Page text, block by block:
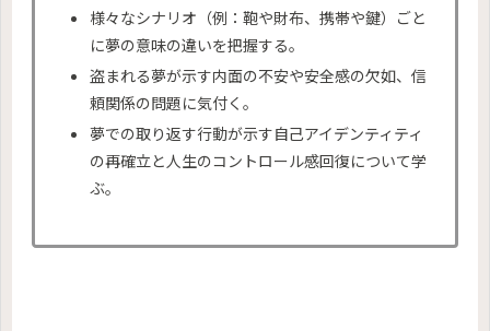
様々なシナリオ（例：鞄や財布、携帯や鍵）ごと
に夢の意味の違いを把握する。
盗まれる夢が示す内面の不安や安全感の欠如、信
頼関係の問題に気付く。
夢での取り返す行動が示す自己アイデンティティ
の再確立と人生のコントロール感回復について学
ぶ。